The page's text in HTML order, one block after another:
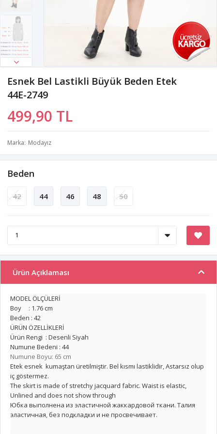
Esnek Bel Lastikli Büyük Beden Etek
44E-2749
499,90 TL
Marka Modayız
Beden
42 44 46 48 50
Ürün Açıklaması
MODEL ÖLÇÜLERİ
Boy : 1.76 cm
Beden : 42
ÜRÜN ÖZELLİKLERİ
Ürün Rengi : Desenli Siyah
Numune Bedeni : 44
Numune Boyu: 65 cm
Etek esnek kumaştan üretilmiştir. Bel kısmı lastiklidir, Astarsız olup
iç göstermez.
The skirt is made of stretchy jacquard fabric. Waist is elastic,
Unlined and does not show through
Юбка выполнена из эластичной жаккардовой ткани. Талия
эластичная, без подкладки и не просвечивает.